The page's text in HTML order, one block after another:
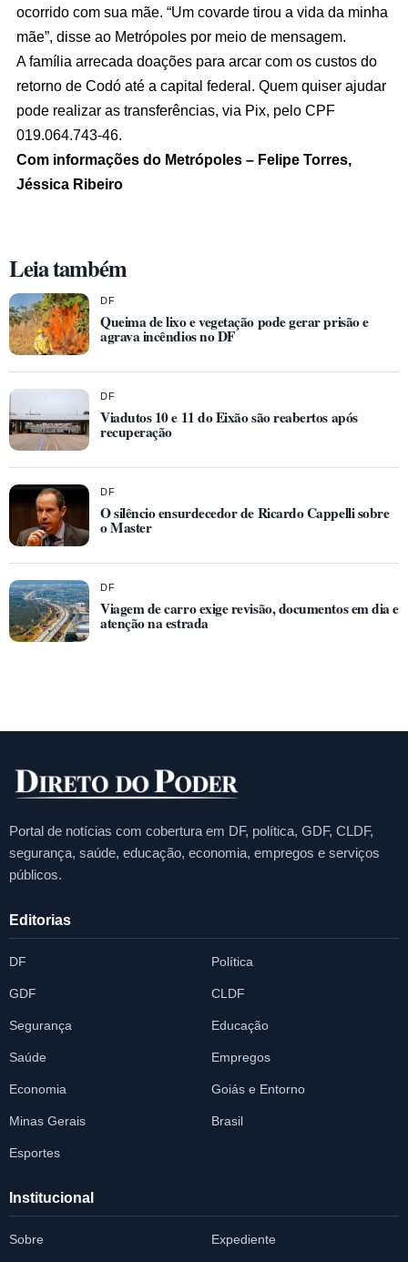
ocorrido com sua mãe. “Um covarde tirou a vida da minha
mãe”, disse ao Metrópoles por meio de mensagem.
A família arrecada doações para arcar com os custos do
retorno de Codó até a capital federal. Quem quiser ajudar
pode realizar as transferências, via Pix, pelo CPF
019.064.743-46.
Com informações do Metrópoles – Felipe Torres,
Jéssica Ribeiro
Leia também
DF
Queima de lixo e vegetação pode gerar prisão e
agrava incêndios no DF
DF
Viadutos 10 e 11 do Eixão são reabertos após
recuperação
DF
O silêncio ensurdecedor de Ricardo Cappelli sobre
o Master
DF
Viagem de carro exige revisão, documentos em dia e
atenção na estrada
Portal de notícias com cobertura em DF, política, GDF, CLDF,
segurança, saúde, educação, economia, empregos e serviços
públicos.
Editorias
DF Política
GDF CLDF
Segurança Educação
Saúde Empregos
Economia Goiás e Entorno
Minas Gerais Brasil
Esportes
Institucional
Sobre Expediente